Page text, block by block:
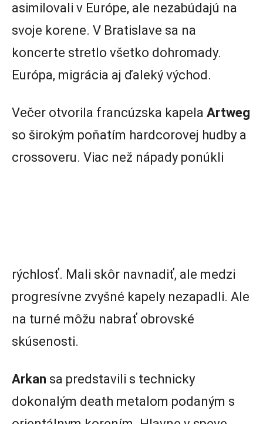
asimilovali v Európe, ale nezabúdajú na
svoje korene. V Bratislave sa na
koncerte stretlo všetko dohromady.
Európa, migrácia aj ďaleký východ.
Večer otvorila francúzska kapela Artweg
so širokým poňatím hardcorovej hudby a
crossoveru. Viac než nápady ponúkli
rýchlosť. Mali skôr navnadiť, ale medzi
progresívne zvyšné kapely nezapadli. Ale
na turné môžu nabrať obrovské
skúsenosti.
Arkan sa predstavili s technicky
dokonalým death metalom podaným s